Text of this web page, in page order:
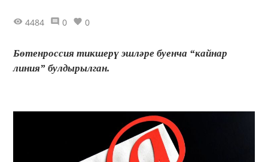
4484 0 0
Бөтенроссия тикшерү эшләре буенча “кайнар
линия” булдырылган.